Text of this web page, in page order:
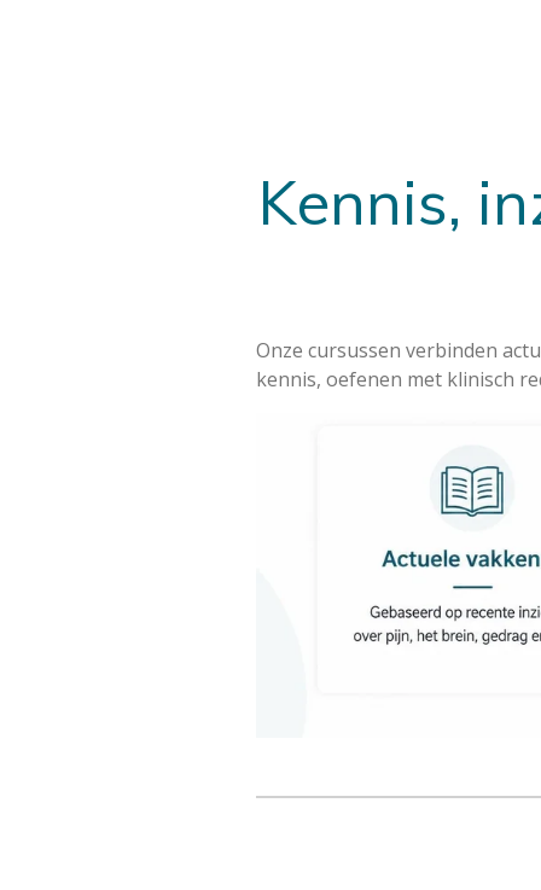
Kennis,
Onze cursussen verbinden
kennis, oefenen met klinisch